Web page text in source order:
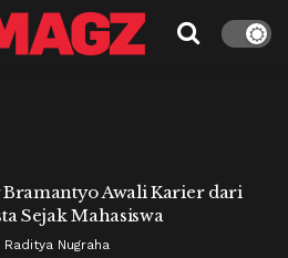
Awali Karier dari
Sejak Mahasiswa
Raditya Nugraha